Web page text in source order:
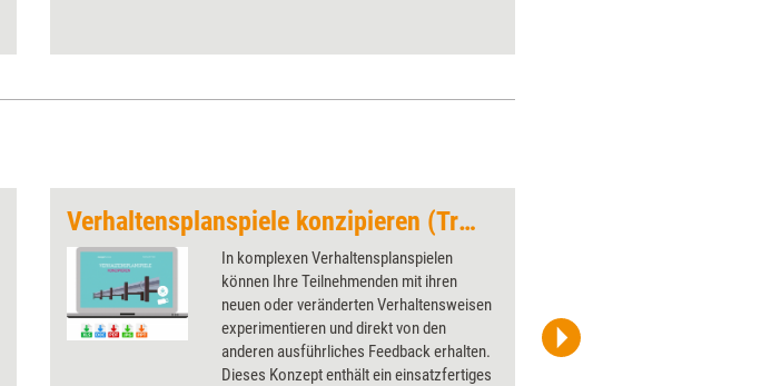
Verhaltensplanspiele konzipieren (Trainingskonzept)
In komplexen Verhaltensplanspielen
können Ihre Teilnehmenden mit ihren
neuen oder veränderten Verhaltensweisen
experimentieren und direkt von den
anderen ausführliches Feedback erhalten.
Dieses Konzept enthält ein einsatzfertiges